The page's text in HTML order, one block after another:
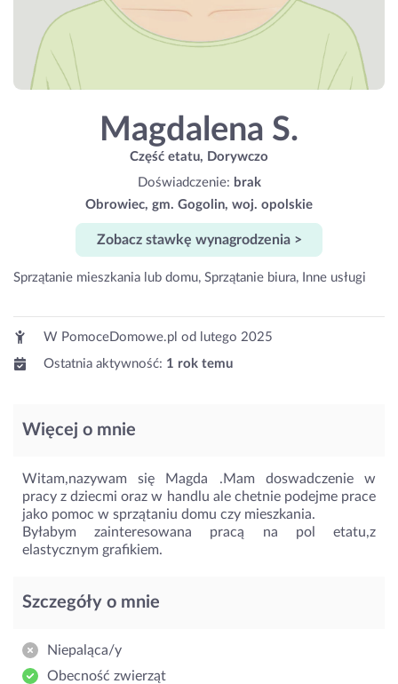
Magdalena S.
Część etatu, Dorywczo
Doświadczenie: brak
Obrowiec, gm. Gogolin, woj. opolskie
Zobacz stawkę wynagrodzenia >
Sprzątanie mieszkania lub domu, Sprzątanie biura, Inne usługi
W PomoceDomowe.pl od
lutego 2025
Ostatnia aktywność: 1 rok temu
Więcej o mnie
Witam,nazywam się Magda .Mam doswadczenie w
pracy z dziecmi oraz w handlu ale chetnie podejme prace
jako pomoc w sprzątaniu domu czy mieszkania.
Byłabym zainteresowana pracą na pol etatu,z
elastycznym grafikiem.
Szczegóły o mnie
Niepaląca/y
Obecność zwierząt